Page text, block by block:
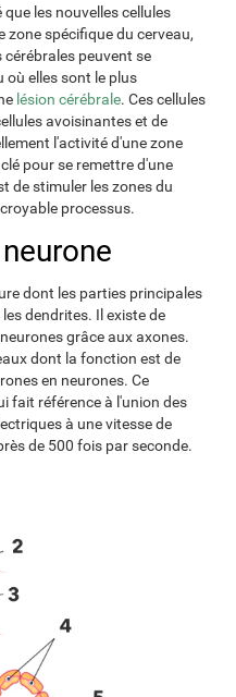
les nouvelles cellules
zone spécifique du cerveau,
cérébrales peuvent se
où elles sont le plus
lésion cérébrale. Ces cellules
avoisinantes et de
l'activité d'une zone
pour se remettre d'une
de stimuler les zones du
processus.
dont les parties principales
dendrites. Il existe de
grâce aux axones.
dont la fonction est de
en neurones. Ce
fait référence à l'union des
à une vitesse de
de 500 fois par seconde.